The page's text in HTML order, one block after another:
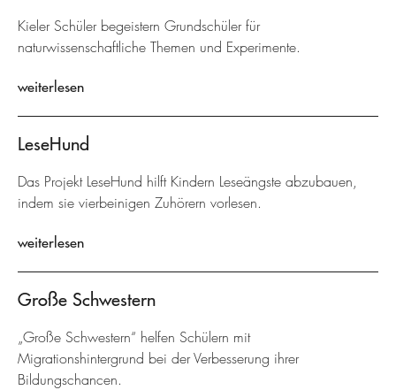
Kieler Schüler begeistern Grundschüler für
naturwissenschaftliche Themen und Experimente.
weiterlesen
LeseHund
Das Projekt LeseHund hilft Kindern Leseängste abzubauen,
indem sie vierbeinigen Zuhörern vorlesen.
weiterlesen
Große Schwestern
„Große Schwestern“ helfen Schülern mit
Migrationshintergrund bei der Verbesserung ihrer
Bildungschancen.